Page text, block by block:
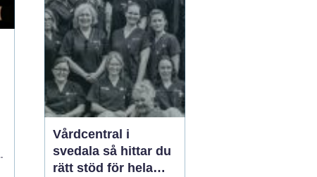
legitimerad kiropraktor
kan hjälpa kroppen att
återfå rörlighet, minska
smä...
Vårdcentral i
svedala så hittar du
rätt stöd för hela